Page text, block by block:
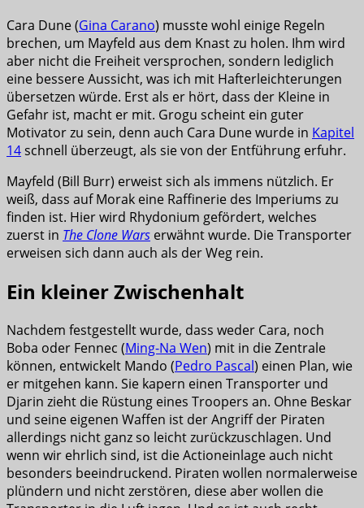
Cara Dune (Gina Carano) musste wohl einige Regeln
brechen, um Mayfeld aus dem Knast zu holen. Ihm wird
aber nicht die Freiheit versprochen, sondern lediglich
eine bessere Aussicht, was ich mit Hafterleichterungen
übersetzen würde. Erst als er hört, dass der Kleine in
Gefahr ist, macht er mit. Grogu scheint ein guter
Motivator zu sein, denn auch Cara Dune wurde in Kapitel
14schnell überzeugt, als sie von der Entführung erfuhr.
Mayfeld (Bill Burr) erweist sich als immens nützlich. Er
weiß, dass auf Morak eine Raffinerie des Imperiums zu
finden ist. Hier wird Rhydonium gefördert, welches
zuerst in The Clone Wars erwähnt wurde. Die Transporter
erweisen sich dann auch als der Weg rein.
Ein kleiner Zwischenhalt
Nachdem festgestellt wurde, dass weder Cara, noch
Boba oder Fennec (Ming-Na Wen) mit in die Zentrale
können, entwickelt Mando (Pedro Pascal) einen Plan, wie
er mitgehen kann. Sie kapern einen Transporter und
Djarin zieht die Rüstung eines Troopers an. Ohne Beskar
und seine eigenen Waffen ist der Angriff der Piraten
allerdings nicht ganz so leicht zurückzuschlagen. Und
wenn wir ehrlich sind, ist die Actioneinlage auch nicht
besonders beeindruckend. Piraten wollen normalerweise
plündern und nicht zerstören, diese aber wollen die